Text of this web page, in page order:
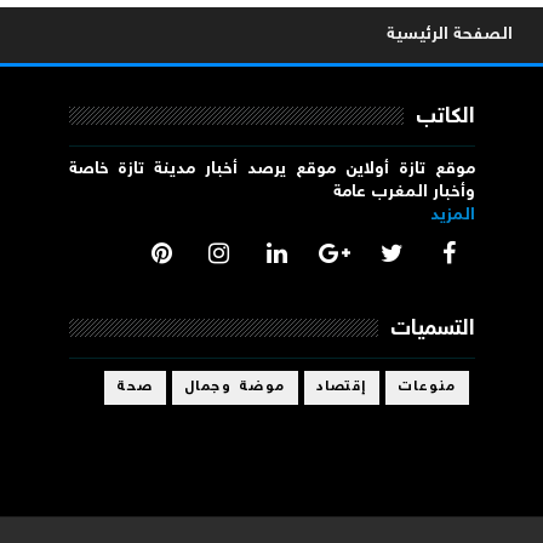
الصفحة الرئيسية
الكاتب
موقع تازة أولاين موقع يرصد أخبار مدينة تازة خاصة
وأخبار المغرب عامة
المزيد
التسميات
منوعات إقتصاد موضة وجمال صحة